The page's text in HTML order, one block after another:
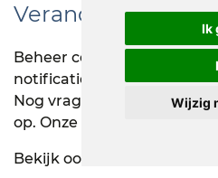
Ik
Wijzig
Verander het
Beheer centraal de
notificaties en
Nog vragen? Neem gerust
op. Onze adviseurs helpen
Bekijk ook eens